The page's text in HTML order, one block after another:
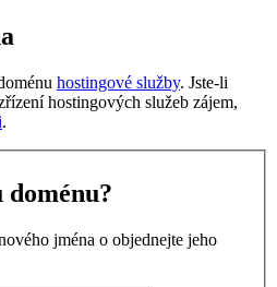
hostingové služby. Jste-li
hostingových služeb zájem,
.
doménu?
jména o objednejte jeho